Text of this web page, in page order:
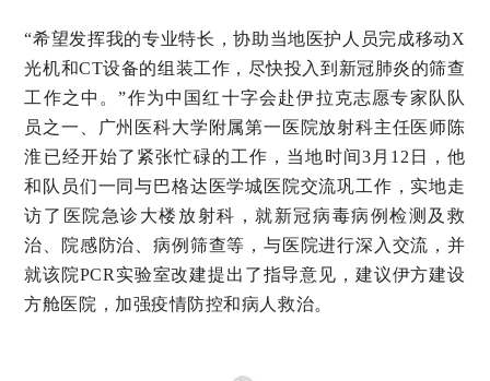
“希望发挥我的专业特长，协助当地医护人员完成移动X
光机和CT设备的组装工作，尽快投入到新冠肺炎的筛查
工作之中。”作为中国红十字会赴伊拉克志愿专家队队
员之一、广州医科大学附属第一医院放射科主任医师陈
淮已经开始了紧张忙碌的工作，当地时间3月12日，他
和队员们一同与巴格达医学城医院交流巩工作，实地走
访了医院急诊大楼放射科，就新冠病毒病例检测及救
治、院感防治、病例筛查等，与医院进行深入交流，并
就该院PCR实验室改建提出了指导意见，建议伊方建设
方舱医院，加强疫情防控和病人救治。